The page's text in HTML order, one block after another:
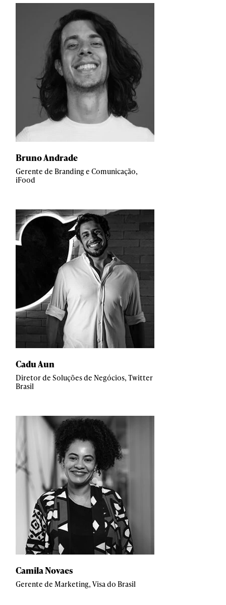
Bruno Andrade
Gerente de Branding e Comunicação,
iFood
Cadu Aun
Diretor de Soluções de Negócios, Twitter
Brasil
Camila Novaes
Gerente de Marketing, Visa do Brasil